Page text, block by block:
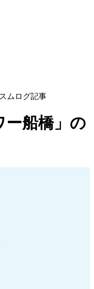
ムログ記事
ー船橋」の